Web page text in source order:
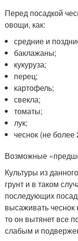
Перед посадкой
овощи, как:
средние и
баклажаны;
кукуруза;
перец;
картофель;
свекла;
томаты;
лук;
чеснок (не более
Возможные
Культуры из
грунт и в таком
последующих
высаживать
то он вытянет все
слабым и